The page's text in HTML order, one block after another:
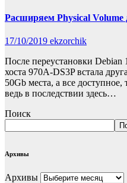
Расширяем Physical Volume
17/10/2019 ekzorchik
После переустановки Debian
хоста 970A-DS3P встала
50Gb места, а все
ведь в последствии здесь…
Поиск
Архивы
Архивы